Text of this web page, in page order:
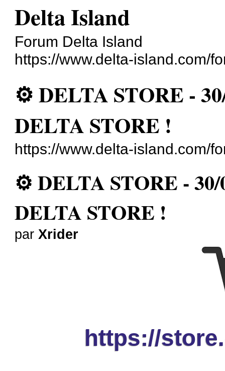
Delta Island
Forum Delta Island
https://www.delta-island.com/
⚙️ DELTA STORE -
DELTA STORE !
https://www.delta-island.com/
⚙️ DELTA STORE -
DELTA STORE !
par Xrider
https://